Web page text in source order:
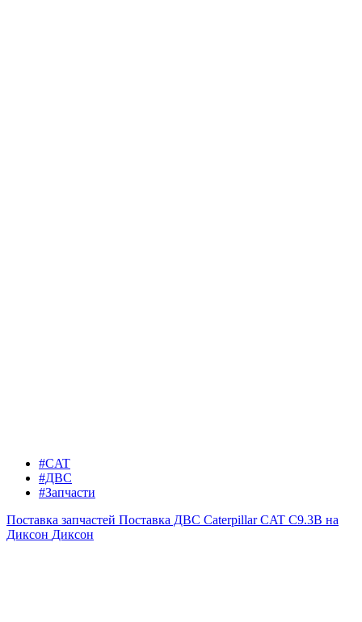
#CAT
#ДВС
#Запчасти
Поставка запчастей Поставка ДВС Caterpillar CAT C9.3B на
Диксон Диксон